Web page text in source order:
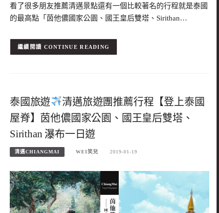
看了很多朋友推薦清邁景點還有一個比較著名的行程就是泰國
的最高點「茵他儂國家公園、國王皇后雙塔、Sirithan…
CONTINUE READING
泰國旅遊
清邁旅遊團推薦行程【登上泰國
屋脊】茵他儂國家公園、國王皇后雙塔、
Sirithan 瀑布一日遊
清邁CHIANGMAI WEI笑兒 2019-01-19